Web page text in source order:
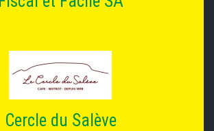
Cercle du Salève